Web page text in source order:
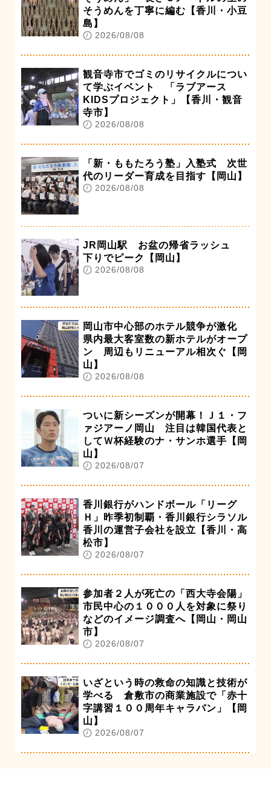
そうめんを丁寧に編む【香川・小豆
島】
2026/08/08
観音寺市でゴミのリサイクルについ
て学ぶイベント 「ラブアース
KIDSプロジェクト」【香川・観音
寺市】
2026/08/08
「新・ももたろう塾」入塾式 次世
代のリーダー育成を目指す【岡山】
2026/08/08
JR岡山駅 お盆の帰省ラッシュ
下りでピーク【岡山】
2026/08/08
岡山市中心部のホテル競争が激化
県内最大客室数の新ホテルがオープ
ン 周辺もリニューアル相次ぐ【岡
山】
2026/08/08
ついに新シーズンが開幕！Ｊ１・フ
ァジアーノ岡山 注目は韓国代表と
してＷ杯経験のナ・サンホ選手【岡
山】
2026/08/07
香川銀行がハンドボール「リーグ
Ｈ」昨季初制覇・香川銀行シラソル
香川の運営子会社を設立【香川・高
松市】
2026/08/07
参加者２人が死亡の「西大寺会陽」
市民中心の１０００人を対象に祭り
などのイメージ調査へ【岡山・岡山
市】
2026/08/07
いざという時の救命の知識と技術が
学べる 倉敷市の商業施設で「赤十
字講習１００周年キャラバン」【岡
山】
2026/08/07